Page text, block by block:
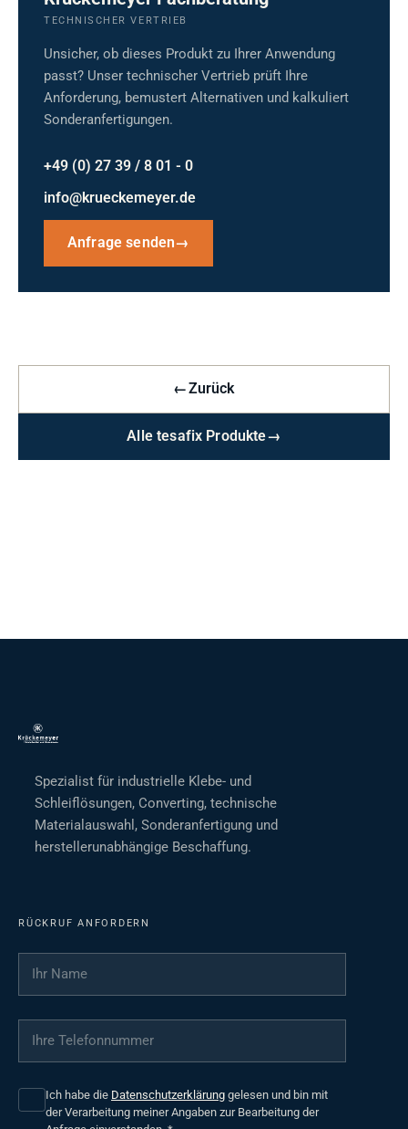
TECHNISCHER VERTRIEB
Unsicher, ob dieses Produkt zu Ihrer Anwendung
passt? Unser technischer Vertrieb prüft Ihre
Anforderung, bemustert Alternativen und kalkuliert
Sonderanfertigungen.
+49 (0) 27 39 / 8 01 - 0
info@krueckemeyer.de
Anfrage senden→
←Zurück
Alle tesafix Produkte→
Spezialist für industrielle Klebe- und
Schleiflösungen, Converting, technische
Materialauswahl, Sonderanfertigung und
herstellerunabhängige Beschaffung.
RÜCKRUF ANFORDERN
Ihr Name
Ihre Telefonnummer
Ich habe die Datenschutzerklärung gelesen und bin mit
der Verarbeitung meiner Angaben zur Bearbeitung der